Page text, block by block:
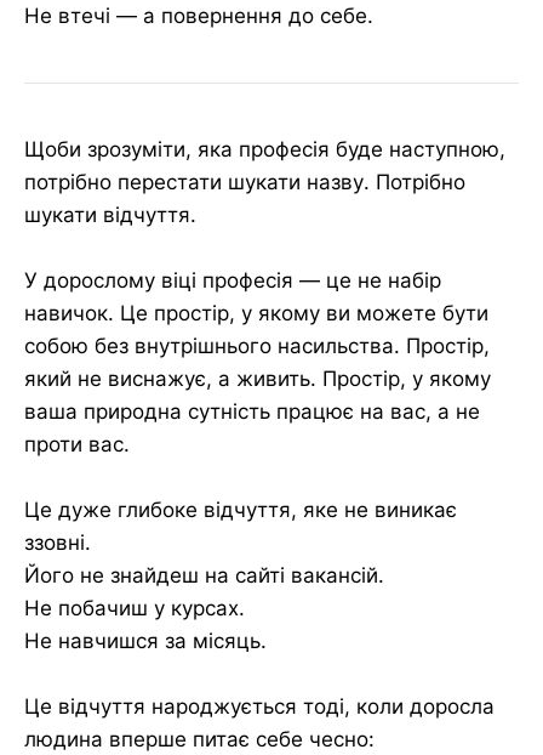
Не втечі — а повернення до себе.
Щоби зрозуміти, яка професія буде наступною,
потрібно перестати шукати назву. Потрібно
шукати відчуття.
У дорослому віці професія — це не набір
навичок. Це простір, у якому ви можете бути
собою без внутрішнього насильства. Простір,
який не виснажує, а живить. Простір, у якому
ваша природна сутність працює на вас, а не
проти вас.
Це дуже глибоке відчуття, яке не виникає
ззовні.
Його не знайдеш на сайті вакансій.
Не побачиш у курсах.
Не навчишся за місяць.
Це відчуття народжується тоді, коли доросла
людина вперше питає себе чесно: